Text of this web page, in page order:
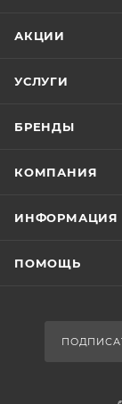
АКЦИИ
УСЛУГИ
БРЕНДЫ
КОМПАНИЯ
ИНФОРМАЦИЯ
ПОМОЩЬ